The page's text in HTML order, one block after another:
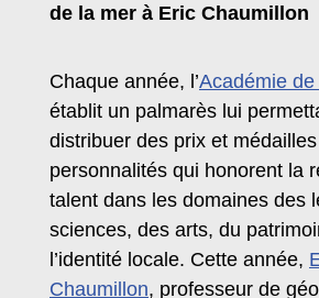
de la mer à Eric Chaumillon
Chaque année, l’Académie
établit un palmarès lui
distribuer des prix et
personnalités qui honorent la
talent dans les domaines des
sciences, des arts, du
l’identité locale. Cette année,
Chaumillon, professeur de